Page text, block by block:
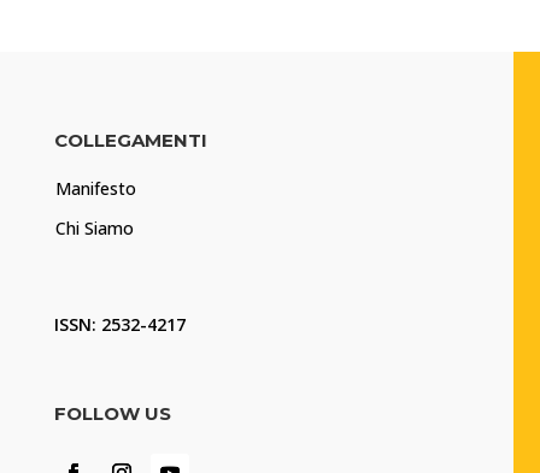
COLLEGAMENTI
Manifesto
Chi Siamo
ISSN: 2532-4217
FOLLOW US